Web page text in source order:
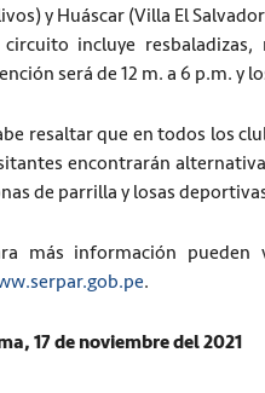
y Huáscar (Villa El
incluye
será de 12 m. a 6 p.m. y
resaltar que en todos los
encontrarán
de parrilla y losas
más información pueden
.
17 de noviembre del 2021